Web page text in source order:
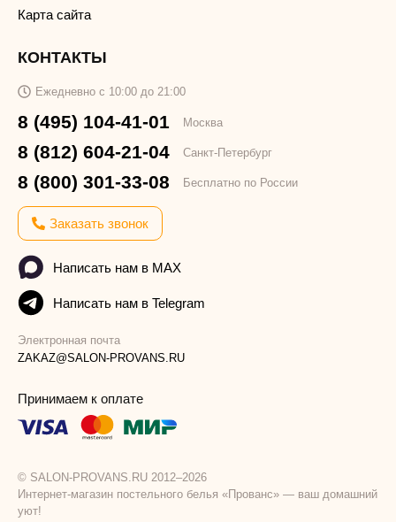
Карта сайта
КОНТАКТЫ
Ежедневно с 10:00 до 21:00
8 (495) 104-41-01 Москва
8 (812) 604-21-04 Санкт-Петербург
8 (800) 301-33-08 Бесплатно по России
Заказать звонок
Написать нам в MAX
Написать нам в Telegram
Электронная почта
ZAKAZ@SALON-PROVANS.RU
Принимаем к оплате
© SALON-PROVANS.RU 2012–2026
Интернет-магазин постельного белья «Прованс» — ваш домашний
уют!